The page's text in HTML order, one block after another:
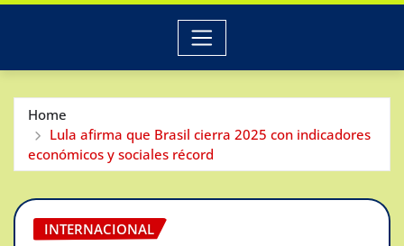
Home
Lula afirma que Brasil cierra 2025 con indicadores
económicos y sociales récord
INTERNACIONAL